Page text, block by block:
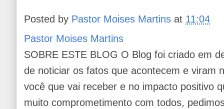
Posted by Pastor Moises Martins at 11:04
Pastor Moises Martins
SOBRE ESTE BLOG O Blog foi criado em
de noticiar os fatos que acontecem e viram
você que vai receber e no impacto positivo
muito comprometimento com todos,